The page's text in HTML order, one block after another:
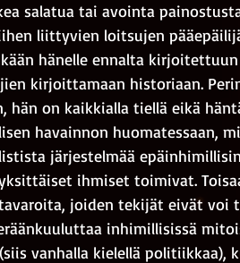
salatua tai avointa
liittyvien loitsujen
hänelle ennalta
kirjoittamaan historiaan.
hän on kaikkialla tiellä eikä
havainnon huomatessaan,
järjestelmää
ihmiset toimivat.
joiden tekijät eivät voi
inhimillisissä
vanhalla kielellä politiikkaa),